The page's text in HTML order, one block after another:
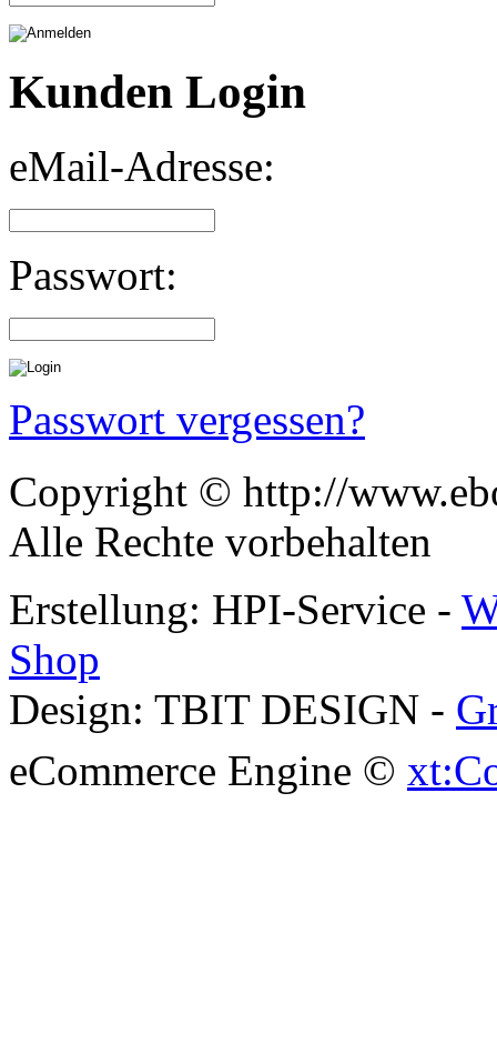
Kunden Login
eMail-Adresse:
Passwort:
Passwort vergessen?
Copyright © http://
Alle Rechte vorbehalten
Erstellung: HPI-Service -
Shop
Design: TBIT DESIGN -
eCommerce Engine ©